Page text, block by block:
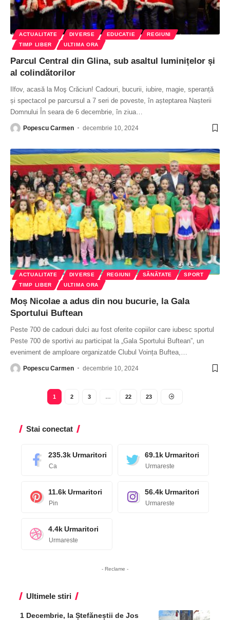
ACTUALITATE DIVERSE EDUCATIE
REGIUNI
TIMP LIBER
ULTIMA ORA
Parcul Central din Glina, sub asaltul luminițelor și
al colindătorilor
Ilfov, acasă la Moş Crăciun! Cadouri, bucurii, iubire, magie, speranță
și spectacol pe parcursul a 7 seri de poveste, în așteptarea Nașterii
Domnului În seara de 6 decembrie, în ziua
Popescu Carmen decembrie 10, 2024
ACTUALITATE DIVERSE REGIUNI SĂNĂTATE
SPORT
TIMP LIBER
ULTIMA ORA
Moș Nicolae a adus din nou bucurie, la Gala
Sportului Buftean
Peste 700 de cadouri dulci au fost oferite copiilor care iubesc sportul
Peste 700 de sportivi au participat la „Gala Sportului Buftean”, un
eveniment de amploare organizatde Clubul Voința Buftea,
Popescu Carmen decembrie 10, 2024
1 2 3 … 22 23
Stai conectat
235.3k Urmaritori
Ca
69.1k Urmaritori
Urmareste
11.6k Urmaritori
Pin
56.4k Urmaritori
Urmareste
4.4k Urmaritori
Urmareste
- Reclame -
Ultimele stiri
1 Decembrie, la Ștefăneștii de Jos